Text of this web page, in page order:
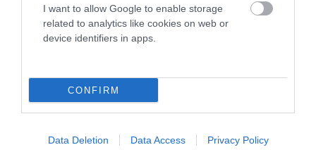
I want to allow Google to enable storage
related to analytics like cookies on web or
device identifiers in apps.
CONFIRM
Data Deletion Data Access Privacy Policy
06/08/2026
Η Άνδρος συνεχίζει να
μπαρκάρει…
εδώ. Χρειάζεται όμως